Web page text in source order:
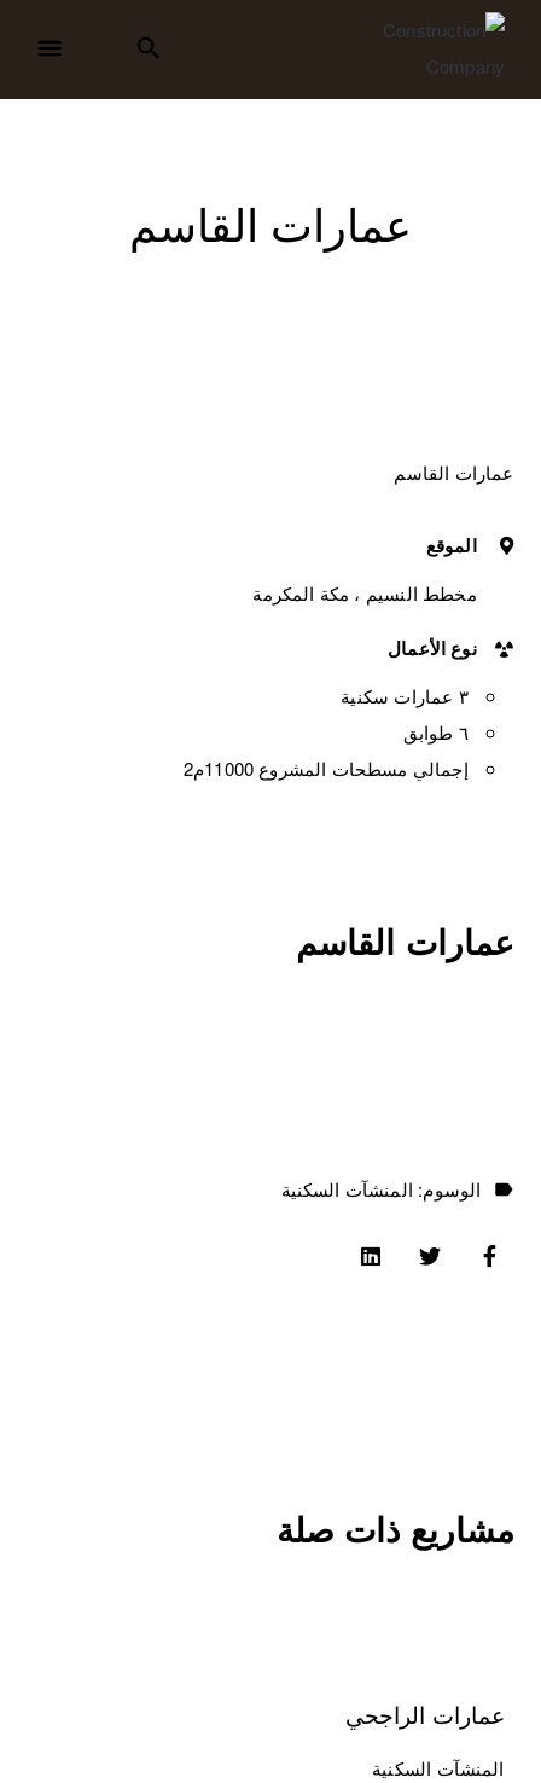
عمارات القاسم
عمارات القاسم
الموقع
مخطط النسيم ، مكة المكرمة
نوع الأعمال
٣ عمارات سكنية
٦ طوابق
إجمالي مسطحات المشروع 11000م2
عمارات القاسم
الوسوم: المنشآت السكنية
مشاريع ذات صلة
عمارات الراجحي
المنشآت السكنية